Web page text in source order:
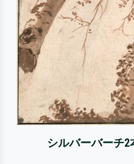
シルバーバーチ2